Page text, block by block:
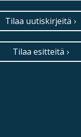
Tilaa uutiskirjeitä
Tilaa esitteitä